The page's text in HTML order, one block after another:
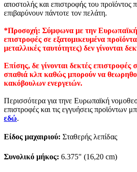
αποστολής και επιστροφής του προϊόντος
επιβαρύνουν πάντοτε τον πελάτη.
*Προσοχή: Σύμφωνα με την Ευρωπαϊκή
επιστροφές σε εξατομικευμένα
μεταλλικές ταυτότητες) δεν γίνονται
Επίσης, δε γίνονται δεκτές επιστροφές
σπαθιά κλπ καθώς μπορούν να
κακόβουλων ενεργειών.
Περισσότερα για τηνε Ευρωπαϊκή
επιστροφές και τις εγγυήσεις προϊόντων
εδώ.
Είδος μαχαιριού: Σταθερής λεπίδας
Συνολικό μήκος: 6.375" (16,20 cm)